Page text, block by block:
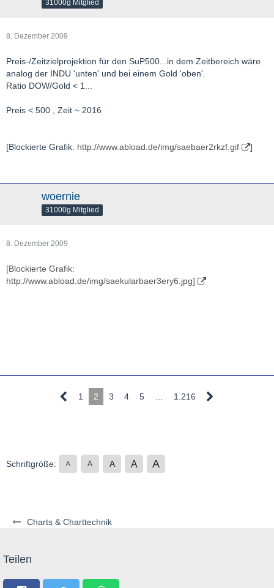
Charts & Charttechnik
31000g Mitglied
8. Dezember 2009
Preis-/Zeitzielprojektion für den SuP500...in dem Zeitbereich wäre
analog der INDU 'unten' und bei einem Gold 'oben'.
Ratio DOW/Gold < 1...
Preis < 500 , Zeit ~ 2016
[Blockierte Grafik: http://www.abload.de/img/saebaer2rkzf.gif ]
woernie
31000g Mitglied
8. Dezember 2009
[Blockierte Grafik:
http://www.abload.de/img/saekularbaer3ery6.jpg]
1 2 3 4 5 1.216
Schriftgröße: A A A A A
Teilen